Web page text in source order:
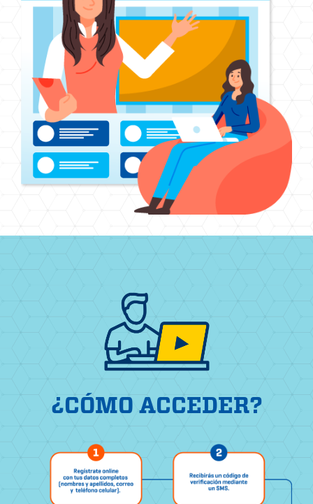
¿CÓMO ACCEDER?